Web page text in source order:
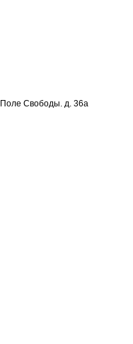
Поле Свободы. д. 36а